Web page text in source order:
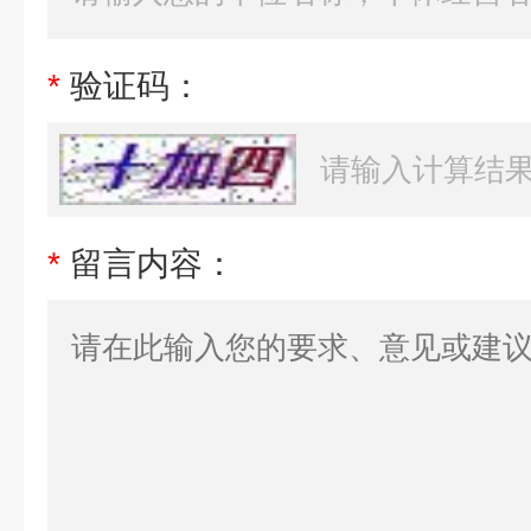
* 验证码：
* 留言内容：